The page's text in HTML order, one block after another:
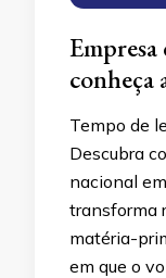
conheça
Tempo de
Descubra
nacional
transforma
matéria-
em que o